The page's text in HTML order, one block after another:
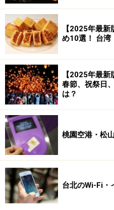
【2025年最
め10選！ 台湾
【2025年最
春節、祝祭日
は？
桃園空港・松
台北のWi-Fi・